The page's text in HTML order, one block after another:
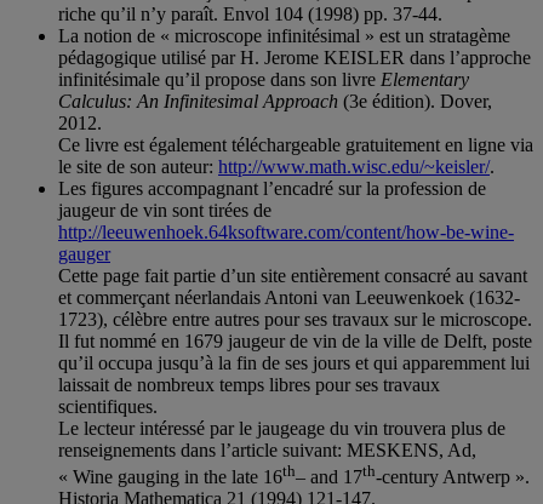
riche qu’il n’y paraît. Envol 104 (1998) pp. 37-44.
La notion de « microscope infinitésimal » est un stratagème
pédagogique utilisé par H. Jerome KEISLER dans l’approche
infinitésimale qu’il propose dans son livre Elementary
Calculus: An Infinitesimal Approach (3e édition). Dover,
2012.
Ce livre est également téléchargeable gratuitement en ligne via
le site de son auteur: http://www.math.wisc.edu/~keisler/.
Les figures accompagnant l’encadré sur la profession de
jaugeur de vin sont tirées de
http://leeuwenhoek.64ksoftware.com/content/how-be-wine-
gauger
Cette page fait partie d’un site entièrement consacré au savant
et commerçant néerlandais Antoni van Leeuwenkoek (1632-
1723), célèbre entre autres pour ses travaux sur le microscope.
Il fut nommé en 1679 jaugeur de vin de la ville de Delft, poste
qu’il occupa jusqu’à la fin de ses jours et qui apparemment lui
laissait de nombreux temps libres pour ses travaux
scientifiques.
Le lecteur intéressé par le jaugeage du vin trouvera plus de
renseignements dans l’article suivant: MESKENS, Ad,
« Wine gauging in the late 16th– and 17th-century Antwerp ».
Historia Mathematica 21 (1994) 121-147.